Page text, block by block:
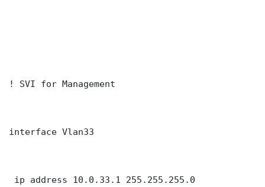
! SVI for Management
interface Vlan33
ip address 10.0.33.1 255.255.255.0